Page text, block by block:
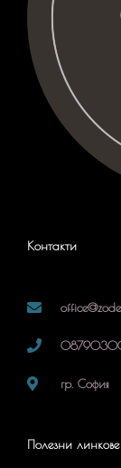
Контакти
гр. София
Полезни линкове